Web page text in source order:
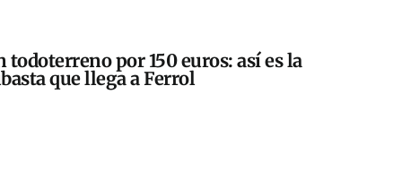
todoterreno por 150 euros: así es la
que llega a Ferrol